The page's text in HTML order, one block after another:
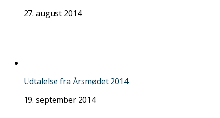
27. august 2014
Udtalelse fra Årsmødet 2014
19. september 2014